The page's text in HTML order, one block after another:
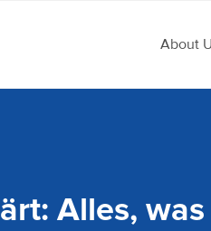
About
Alles,